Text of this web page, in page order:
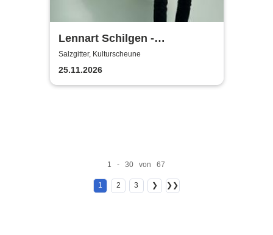
Lennart Schilgen -
Abwesenheitsnotizen
Salzgitter, Kulturscheune
25.11.2026
1 - 30 von 67
1 2 3 ❯ ❯❯